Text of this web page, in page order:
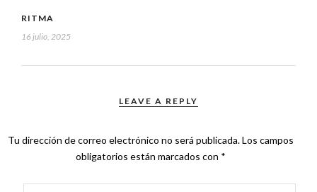
RITMA
16 julio, 2025
LEAVE A REPLY
Tu dirección de correo electrónico no será publicada.Los campos
obligatorios están marcados con *